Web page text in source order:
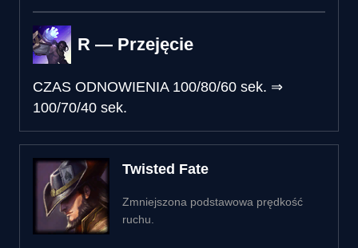
R — Przejęcie
CZAS ODNOWIENIA 100/80/60 sek. ⇒
100/70/40 sek.
Twisted Fate
Zmniejszona podstawowa prędkość
ruchu.